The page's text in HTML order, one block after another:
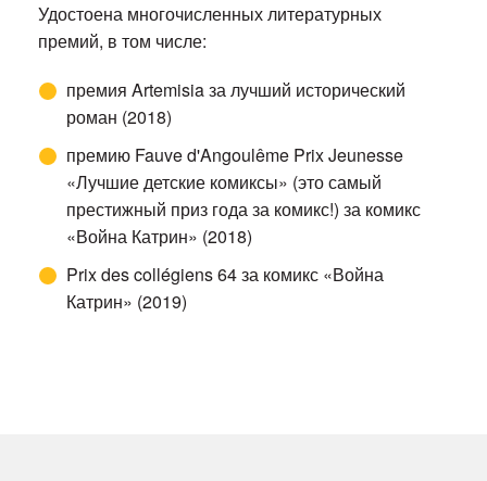
Удостоена многочисленных литературных
премий, в том числе:
премия Artemisia за лучший исторический
роман (2018)
премию Fauve d'Angoulême Prix Jeunesse
«Лучшие детские комиксы» (это самый
престижный приз года за комикс!) за комикс
«Война Катрин» (2018)
Prix des collégiens 64 за комикс «Война
Катрин» (2019)